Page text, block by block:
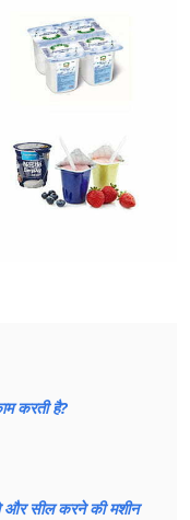
करती है?
सील करने की मशीन